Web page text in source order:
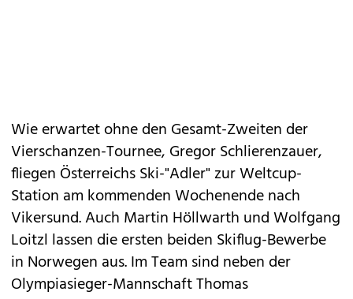
Wie erwartet ohne den Gesamt-Zweiten der
Vierschanzen-Tournee, Gregor Schlierenzauer,
fliegen Österreichs Ski-"Adler" zur Weltcup-
Station am kommenden Wochenende nach
Vikersund. Auch Martin Höllwarth und Wolfgang
Loitzl lassen die ersten beiden Skiflug-Bewerbe
in Norwegen aus. Im Team sind neben der
Olympiasieger-Mannschaft Thomas